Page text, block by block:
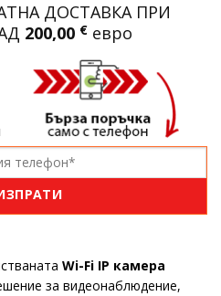
ДОСТАВКА ПРИ
200,00 €евро
Wi-Fi IP камера
за видеонаблюдение,